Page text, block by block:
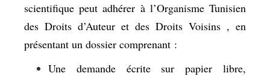
scientifique peut adhérer à l’Organisme Tunisien
des Droits d’Auteur et des Droits Voisins , en
présentant un dossier comprenant :
Une demande écrite sur papier libre,